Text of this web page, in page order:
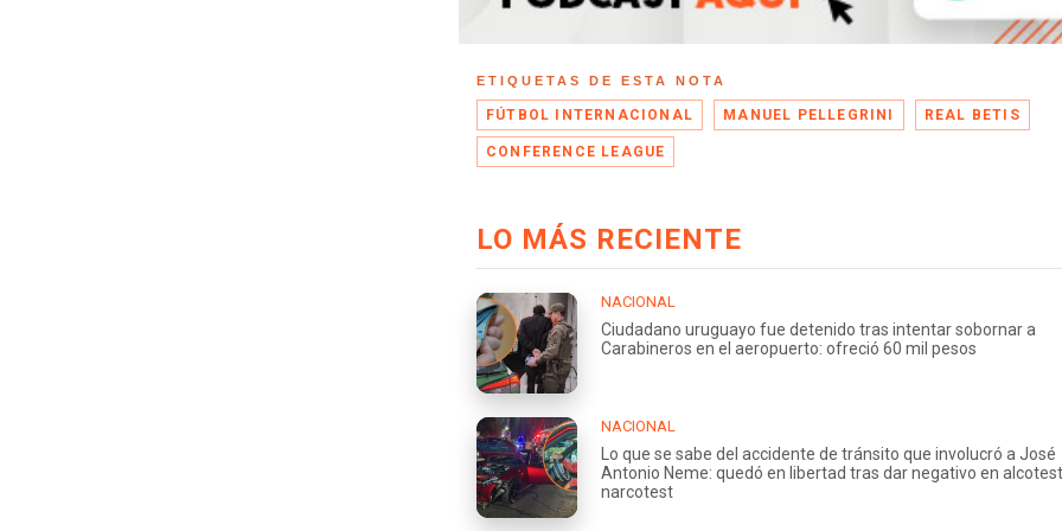
ETIQUETAS DE ESTA NOTA
FÚTBOL INTERNACIONAL MANUEL PELLEGRINI REAL BETIS
CONFERENCE LEAGUE
LO MÁS RECIENTE
NACIONAL
Ciudadano uruguayo fue detenido tras intentar sobornar a
Carabineros en el aeropuerto: ofreció 60 mil pesos
NACIONAL
Lo que se sabe del accidente de tránsito que involucró a José
Antonio Neme: quedó en libertad tras dar negativo en
narcotest